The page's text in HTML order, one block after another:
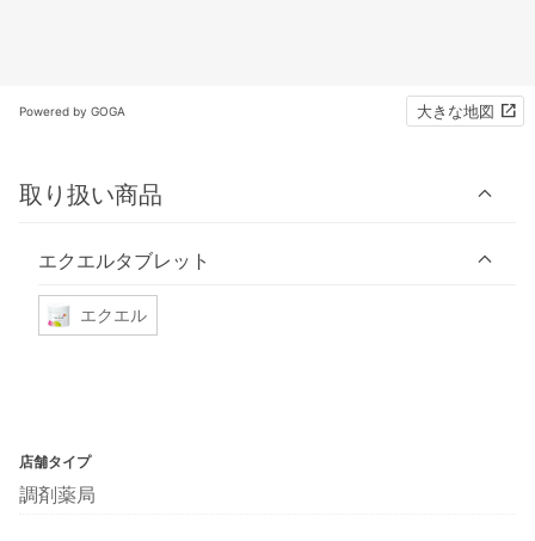
Powered by GOGA 大きな地図
取り扱い商品
エクエルタブレット
エクエル
店舗タイプ
調剤薬局